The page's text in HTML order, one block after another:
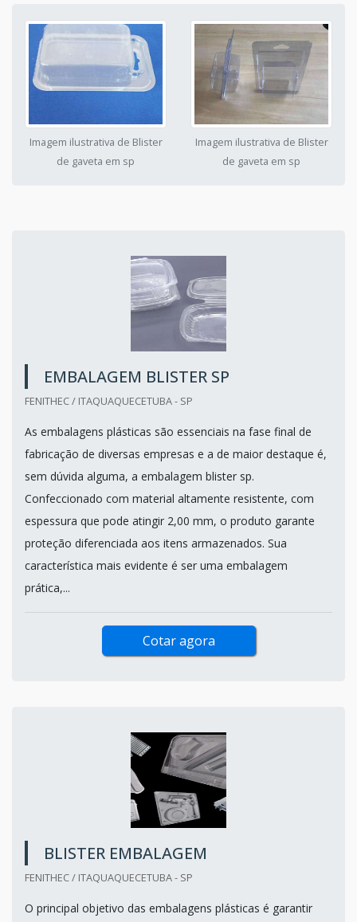
Imagem ilustrativa de Blister
de gaveta em sp
Imagem ilustrativa de Blister
de gaveta em sp
EMBALAGEM BLISTER SP
FENITHEC / ITAQUAQUECETUBA - SP
As embalagens plásticas são essenciais na fase final de
fabricação de diversas empresas e a de maior destaque é,
sem dúvida alguma, a embalagem blister sp.
Confeccionado com material altamente resistente, com
espessura que pode atingir 2,00 mm, o produto garante
proteção diferenciada aos itens armazenados. Sua
característica mais evidente é ser uma embalagem
prática,...
Cotar agora
BLISTER EMBALAGEM
FENITHEC / ITAQUAQUECETUBA - SP
O principal objetivo das embalagens plásticas é garantir